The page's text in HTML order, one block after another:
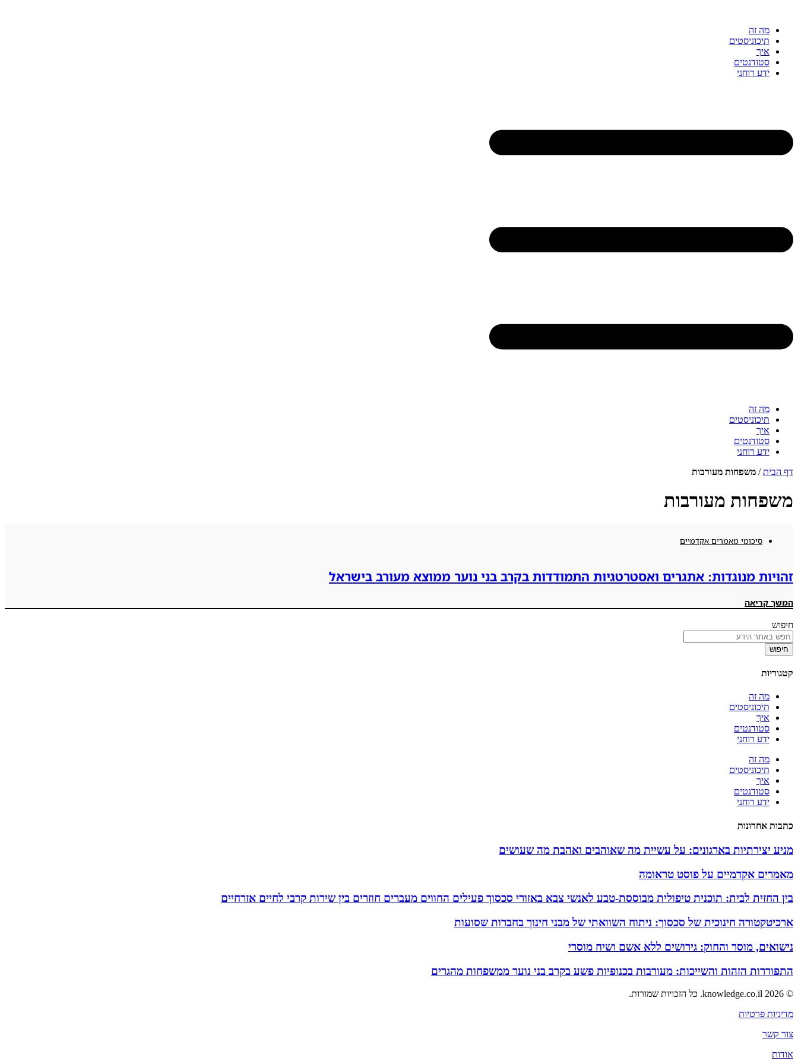
מה זה
תיכוניסטים
איך
סטודנטים
ידע רוחני
מה זה
תיכוניסטים
איך
סטודנטים
ידע רוחני
דף הבית/ משפחות מעורבות
משפחות מעורבות
סיכומי מאמרים אקדמיים
זהויות מנוגדות: אתגרים ואסטרטגיות התמודדות בקרב בני נוער ממוצא מעורב בישראל
המשך קריאה
חיפוש
חיפוש
קטגוריות
מה זה
תיכוניסטים
איך
סטודנטים
ידע רוחני
מה זה
תיכוניסטים
איך
סטודנטים
ידע רוחני
כתבות אחרונות
מניע יצירתיות בארגונים: על עשיית מה שאוהבים ואהבת מה שעושים
מאמרים אקדמיים על פוסט טראומה
בין החזית לבית: תוכנית טיפולית מבוססת-טבע לאנשי צבא באזורי סכסוך פעילים החווים מעברים חוזרים בין שירות קרבי לחיים אזרחיים
ארכיטקטורה חינוכית של סכסוך: ניתוח השוואתי של מבני חינוך בחברות שסועות
נישואים, מוסר והחוק: גירושים ללא אשם ושיח מוסרי
התפוררות הזהות והשייכות: מעורבות בכנופיות פשע בקרב בני נוער ממשפחות מהגרים
© 2026 knowledge.co.il. כל הזכויות שמורות.
מדיניות פרטיות
צור קשר
אודות